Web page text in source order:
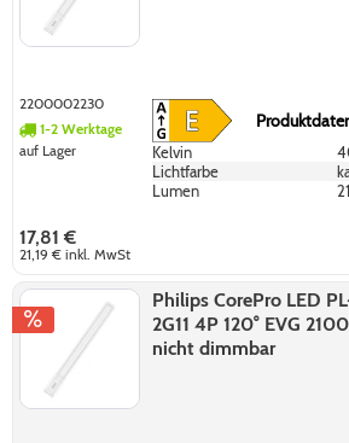
2200002230
1-2 Werktage
auf Lager
Kelvin
Lichtfarbe
Lumen
17,81 €
21,19 €inkl. MwSt
Philips CorePro LED
2G11 4P 120° EVG
nicht dimmbar